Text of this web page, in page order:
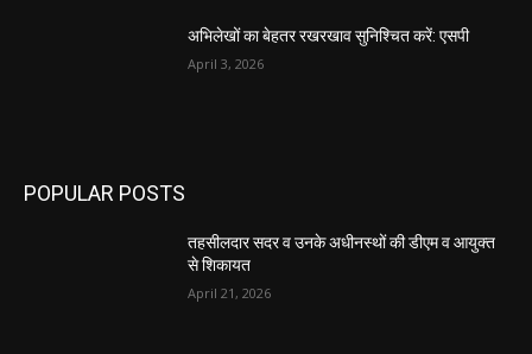
अभिलेखों का बेहतर रखरखाव सुनिश्चित करें: एसपी
April 3, 2026
POPULAR POSTS
तहसीलदार सदर व उनके अधीनस्थों की डीएम व आयुक्त
से शिकायत
April 21, 2026